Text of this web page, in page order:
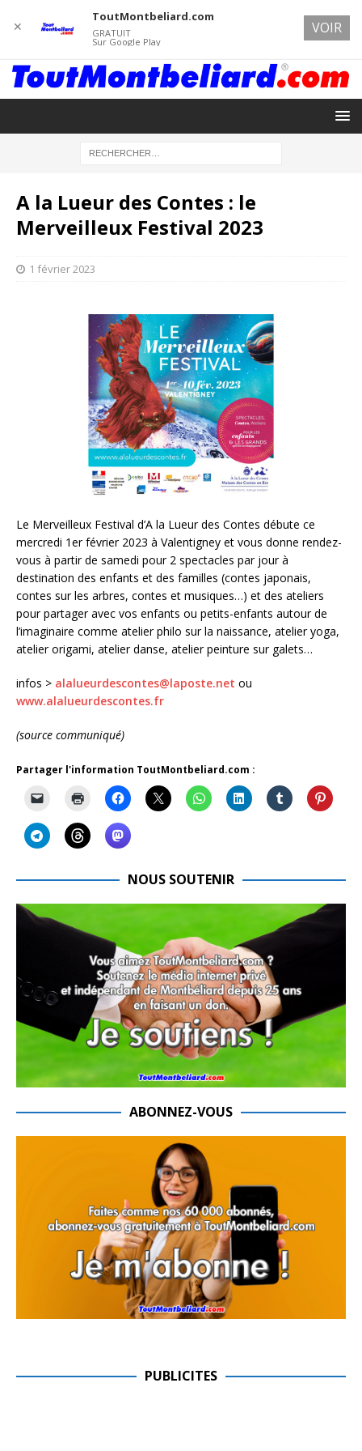
A la Lueur des Contes : le
Merveilleux Festival 2023
1 février 2023
Le Merveilleux Festival d’A la Lueur des Contes débute ce
mercredi 1er février 2023 à Valentigney et vous donne rendez-
vous à partir de samedi pour 2 spectacles par jour à
destination des enfants et des familles (contes japonais,
contes sur les arbres, contes et musiques…) et des ateliers
pour partager avec vos enfants ou petits-enfants autour de
l’imaginaire comme atelier philo sur la naissance, atelier yoga,
atelier origami, atelier danse, atelier peinture sur galets…
infos > alalueurdescontes@laposte.net ou
www.alalueurdescontes.fr
(source communiqué)
Partager l'information ToutMontbeliard.com :
NOUS SOUTENIR
ABONNEZ-VOUS
PUBLICITES
✕
ToutMontbeliard.com
GRATUIT
Sur Google Play
VOIR